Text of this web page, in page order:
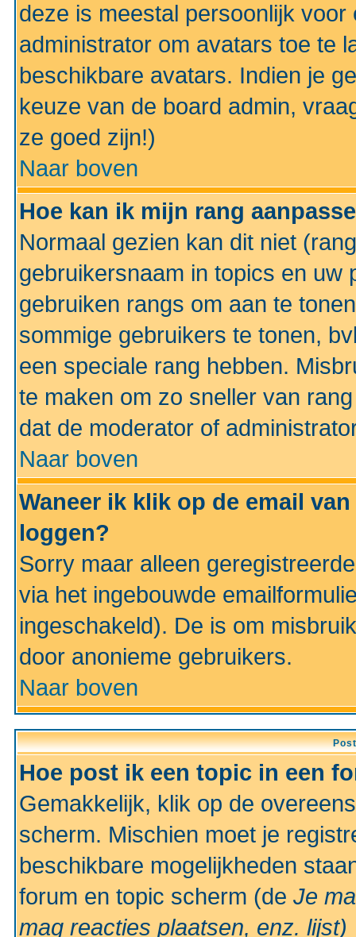
deze is meestal persoonlijk
administrator om avatars toe te
beschikbare avatars. Indien je
keuze van de board admin,
ze goed zijn!)
Naar boven
Hoe kan ik mijn rang
Normaal gezien kan dit niet
gebruikersnaam in topics en uw
gebruiken rangs om aan te
sommige gebruikers te tonen,
een speciale rang hebben.
te maken om zo sneller van
dat de moderator of
Naar boven
Waneer ik klik op de email
loggen?
Sorry maar alleen
via het ingebouwde
ingeschakeld). De is om
door anonieme gebruikers.
Naar boven
Hoe post ik een topic in een
Gemakkelijk, klik op de
scherm. Mischien moet je
beschikbare mogelijkheden
forum en topic scherm (de Je
mag reacties plaatsen, enz. lijst)